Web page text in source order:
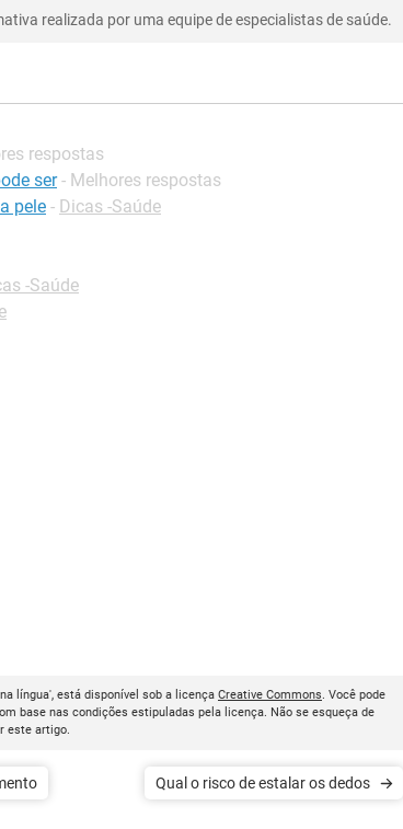
realizada por uma equipe de especialistas de saúde.
respostas
ser - Melhores respostas
pele - Dicas -Saúde
-Saúde
língua', está disponível sob a licença Creative Commons. Você pode
base nas condições estipuladas pela licença. Não se esqueça de
este artigo.
Qual o risco de estalar os dedos